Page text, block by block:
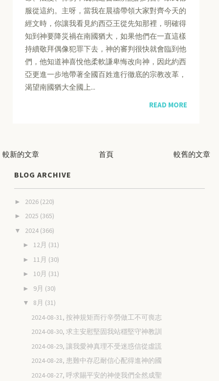
服從這約。主呀，當我在晨禱帶領大家對齊今天的
經文時，你讓我看見約西亞王從先知那裡，明確得
知到神要降災禍在南國猶大，如果他們在一直這樣
持續敬拜偶像犯罪下去，神的審判很快就會臨到他
們，他知道神喜悅他柔軟謙卑悔改向神，因此約西
亞更進一步地帶著全國百姓進行徹底的宗教改革，
渴望南國猶大全國上...
READ MORE
較新的文章 較舊的文章
首頁
BLOG ARCHIVE
► 2026 (220)
► 2025 (365)
▼ 2024 (366)
► 12月 (31)
► 11月 (30)
► 10月 (31)
► 9月 (30)
▼ 8月 (31)
2024-08-31, 按神規矩而行辛勞做工不可喪志
2024-08-30, 求主安慰堅固我站穩堅守神教訓
2024-08-29, 讓我愛神真理不受迷惑信從虛謊
2024-08-28, 患難中存忍耐信心配得進神的國
2024-08-27, 呼求賜平安的神使我們全然成聖